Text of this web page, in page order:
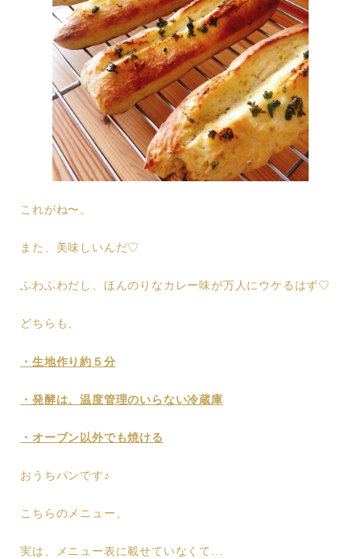
これがね〜。
また、美味しいんだ♡
ふわふわだし、ほんのりなカレー味が万人にウケるはず♡
どちらも、
・生地作り約５分
・発酵は、温度管理のいらない冷蔵庫
・オーブン以外でも焼ける
おうちパンです♪
こちらのメニュー、
実は、メニュー表に載せていなくて…